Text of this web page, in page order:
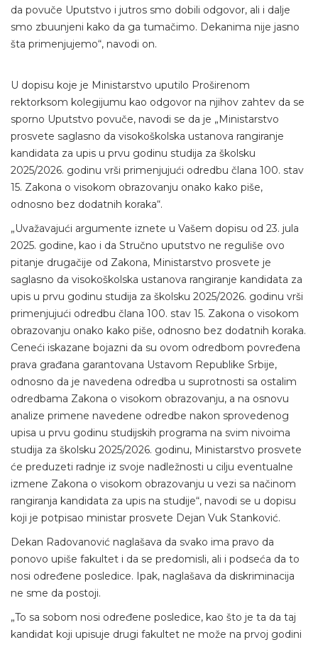
da povuče Uputstvo i jutros smo dobili odgovor, ali i dalje
smo zbuunjeni kako da ga tumačimo. Dekanima nije jasno
šta primenjujemo“, navodi on.
U dopisu koje je Ministarstvo uputilo Proširenom
rektorksom kolegijumu kao odgovor na njihov zahtev da se
sporno Uputstvo povuče, navodi se da je „Ministarstvo
prosvete saglasno da visokoškolska ustanova rangiranje
kandidata za upis u prvu godinu studija za školsku
2025/2026. godinu vrši primenjujući odredbu člana 100. stav
15. Zakona o visokom obrazovanju onako kako piše,
odnosno bez dodatnih koraka“.
„Uvažavajući argumente iznete u Vašem dopisu od 23. jula
2025. godine, kao i da Stručno uputstvo ne reguliše ovo
pitanje drugačije od Zakona, Ministarstvo prosvete je
saglasno da visokoškolska ustanova rangiranje kandidata za
upis u prvu godinu studija za školsku 2025/2026. godinu vrši
primenjujući odredbu člana 100. stav 15. Zakona o visokom
obrazovanju onako kako piše, odnosno bez dodatnih koraka.
Ceneći iskazane bojazni da su ovom odredbom povređena
prava građana garantovana Ustavom Republike Srbije,
odnosno da je navedena odredba u suprotnosti sa ostalim
odredbama Zakona o visokom obrazovanju, a na osnovu
analize primene navedene odredbe nakon sprovedenog
upisa u prvu godinu studijskih programa na svim nivoima
studija za školsku 2025/2026. godinu, Ministarstvo prosvete
će preduzeti radnje iz svoje nadležnosti u cilju eventualne
izmene Zakona o visokom obrazovanju u vezi sa načinom
rangiranja kandidata za upis na studije“, navodi se u dopisu
koji je potpisao ministar prosvete Dejan Vuk Stanković.
Dekan Radovanović naglašava da svako ima pravo da
ponovo upiše fakultet i da se predomisli, ali i podseća da to
nosi određene posledice. Ipak, naglašava da diskriminacija
ne sme da postoji.
„To sa sobom nosi određene posledice, kao što je ta da taj
kandidat koji upisuje drugi fakultet ne može na prvoj godini